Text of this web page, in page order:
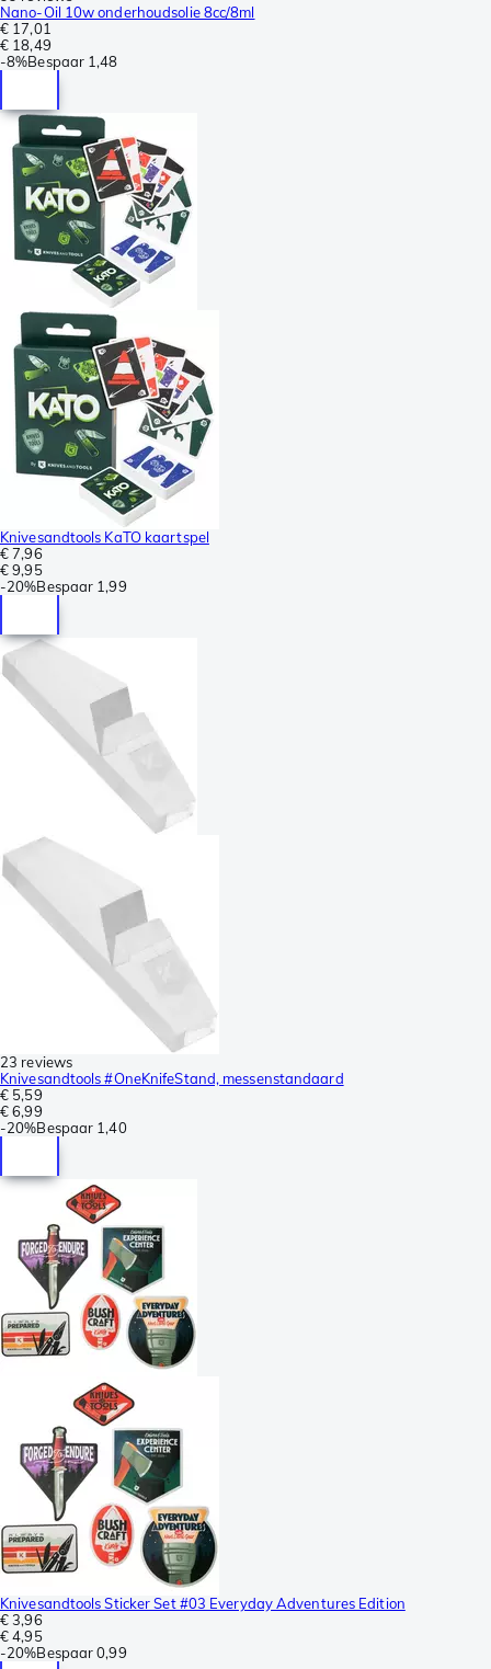
Nano-Oil 10w onderhoudsolie 8cc/8ml
€ 17,01
€ 18,49
-8%Bespaar 1,48
Knivesandtools KaTO kaartspel
€ 7,96
€ 9,95
-20%Bespaar 1,99
23 reviews
Knivesandtools #OneKnifeStand, messenstandaard
€ 5,59
€ 6,99
-20%Bespaar 1,40
Knivesandtools Sticker Set #03 Everyday Adventures Edition
€ 3,96
€ 4,95
-20%Bespaar 0,99